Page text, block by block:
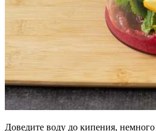
Доведите воду до кипения,